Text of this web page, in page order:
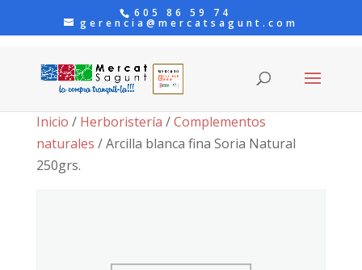
605 86 59 74
gerencia@mercatsagunt.com
Inicio / Herboristería /Complementos
naturales / Arcilla blanca fina Soria Natural
250grs.